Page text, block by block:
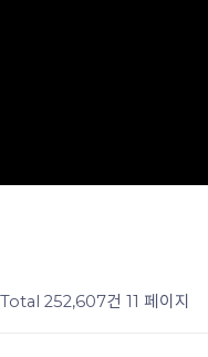
Total 252,607건 11 페이지